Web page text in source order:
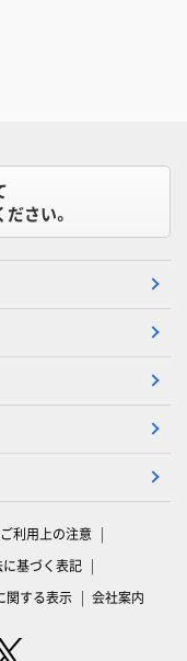
さい。
ご利用上の注意
基づく表記
関する表示 会社案内